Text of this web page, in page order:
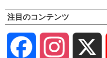
注目のコンテンツ
Facebook Instagram